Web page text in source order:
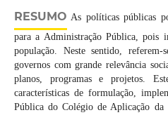
RESUMO As políticas públicas
para a Administração Pública, pois
população. Neste sentido,
governos com grande relevância
planos, programas e projetos.
características de formulação,
Pública do Colégio de Aplicação da